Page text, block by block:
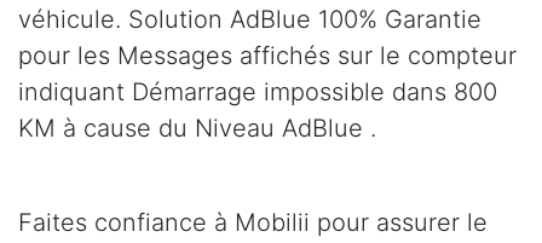
véhicule. Solution AdBlue 100% Garantie
pour les Messages affichés sur le compteur
indiquant Démarrage impossible dans 800
KM à cause du Niveau AdBlue .
Faites confiance à Mobilii pour assurer le